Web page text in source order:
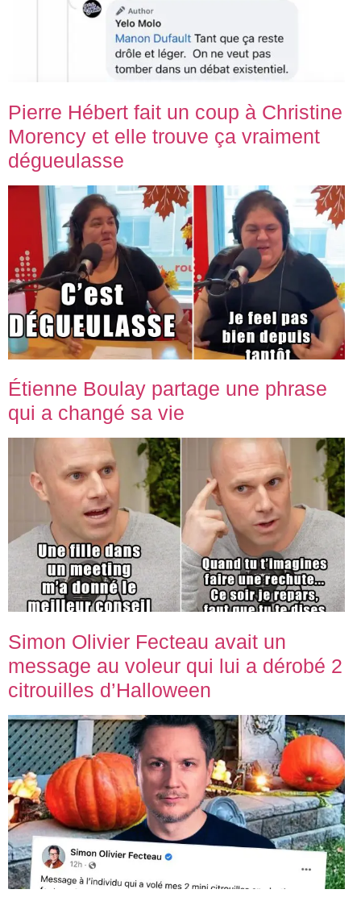
Pierre Hébert fait un coup à Christine
Morency et elle trouve ça vraiment
dégueulasse
Étienne Boulay partage une phrase
qui a changé sa vie
Simon Olivier Fecteau avait un
message au voleur qui lui a dérobé 2
citrouilles d’Halloween